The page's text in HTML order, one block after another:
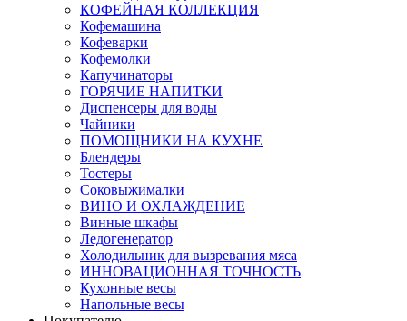
КОФЕЙНАЯ КОЛЛЕКЦИЯ
Кофемашина
Кофеварки
Кофемолки
Капучинаторы
ГОРЯЧИЕ НАПИТКИ
Диспенсеры для воды
Чайники
ПОМОЩНИКИ НА КУХНЕ
Блендеры
Тостеры
Соковыжималки
ВИНО И ОХЛАЖДЕНИЕ
Винные шкафы
Ледогенератор
Холодильник для вызревания мяса
ИННОВАЦИОННАЯ ТОЧНОСТЬ
Кухонные весы
Напольные весы